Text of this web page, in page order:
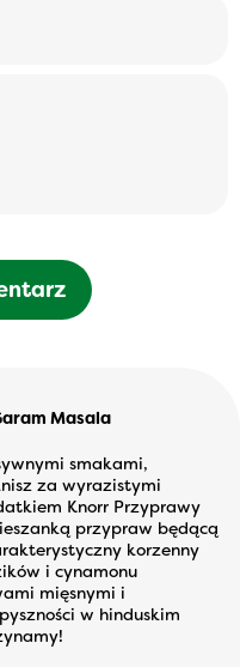
Masala
smakami,
za wyrazistymi
Knorr Przyprawy
przypraw będącą
korzenny
i cynamonu
mięsnymi i
w hinduskim